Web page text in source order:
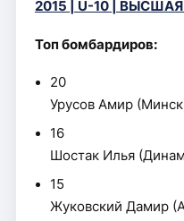
2015 | U-10 |
Топ бомбардиров:
20
Урусов Амир
16
Шостак Илья
15
Жуковский Дамир